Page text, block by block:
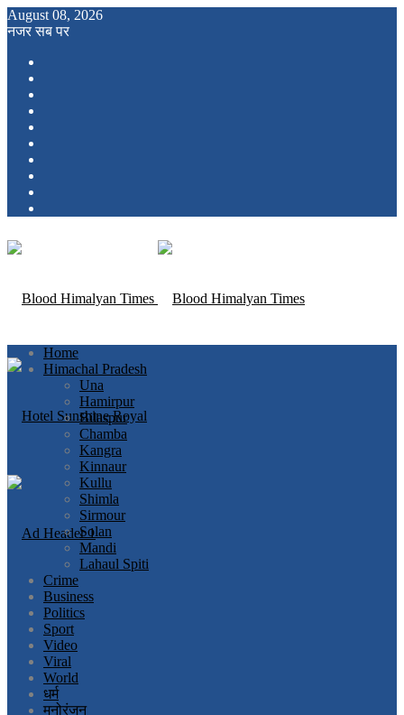
August 08, 2026
नजर सब पर
Home
Himachal Pradesh
Una
Hamirpur
Bilaspur
Chamba
Kangra
Kinnaur
Kullu
Shimla
Sirmour
Solan
Mandi
Lahaul Spiti
Crime
Business
Politics
Sport
Video
Viral
World
धर्म
मनोरंजन